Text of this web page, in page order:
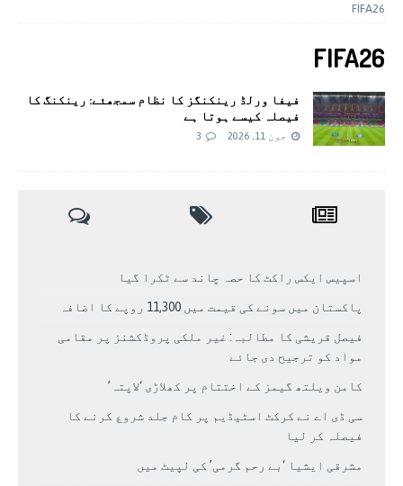
FIFA26
FIFA26
فيفا ورلڈ رینکنگز کا نظام سمجھئے: رینکنگ کا
فیصلہ کیسے ہوتا ہے
جون 11, 2026 3
اسپیس ایکس راکٹ کا حصہ چاند سے ٹکرا گیا
پاکستان میں سونے کی قیمت میں 11,300 روپے کا اضافہ
فیصل قریشی کا مطالبہ: غیر ملکی پروڈکشنز پر مقامی
مواد کو ترجیح دی جائے
کامن ویلتھ گیمز کے اختتام پر کھلاڑی ‘لاپتہ’
سی ڈی اے نے کرکٹ اسٹیڈیم پر کام جلد شروع کرنے کا
فیصلہ کر لیا
مشرقی ایشیا ‘بے رحم گرمی’ کی لپیٹ میں